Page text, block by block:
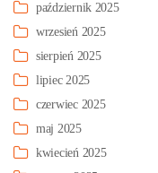
październik 2025
wrzesień 2025
sierpień 2025
lipiec 2025
czerwiec 2025
maj 2025
kwiecień 2025